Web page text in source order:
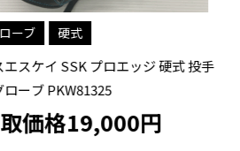
プロエッジ 硬式 投手
円
エスエス
手用グ
買